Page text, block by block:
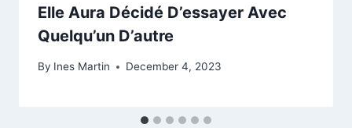
Elle Aura Décidé D’essayer Avec
Quelqu’un D’autre
By Ines Martin December 4, 2023